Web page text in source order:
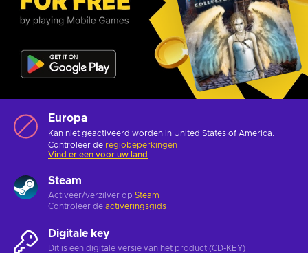
Europa
Kan niet geactiveerd worden in United States of America.
Controleer de regiobeperkingen
Vind er een voor uw land
Steam
Activeer/verzilver op Steam
Controleer de activeringsgids
Digitale key
Dit is een digitale versie van het product (CD-KEY)